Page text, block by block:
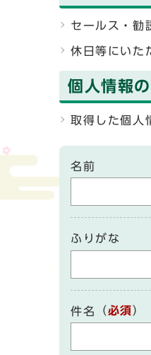
セールス・勧
休日等にいた
個人情報
取得した個人
名前
ふりがな
件名 （必須）